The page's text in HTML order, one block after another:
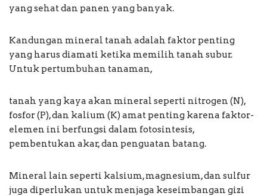
yang sehat dan panen yang banyak.
Kandungan mineral tanah adalah faktor penting
yang harus diamati ketika memilih tanah subur.
Untuk pertumbuhan tanaman,
tanah yang kaya akan mineral seperti nitrogen (N),
fosfor (P), dan kalium (K) amat penting karena faktor-
elemen ini berfungsi dalam fotosintesis,
pembentukan akar, dan penguatan batang.
Mineral lain seperti kalsium, magnesium, dan sulfur
juga diperlukan untuk menjaga keseimbangan gizi